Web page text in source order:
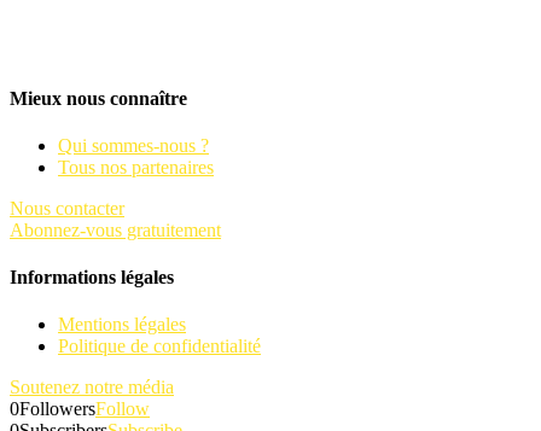
Mieux nous connaître
Qui sommes-nous ?
Tous nos partenaires
Nous contacter
Abonnez-vous gratuitement
Informations légales
Mentions légales
Politique de confidentialité
Soutenez notre média
0FollowersFollow